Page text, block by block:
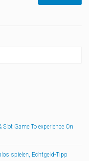
Game To experience On
spielen, Echtgeld-Tipp